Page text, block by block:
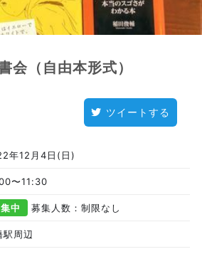
会（自由本形式）
ツイートする
年12月4日(日)
〜11:30
中 募集人数：制限なし
駅周辺